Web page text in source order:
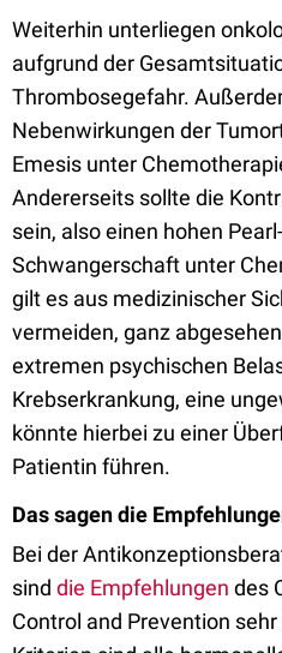
Weiterhin unterliegen
aufgrund der
Thrombosegefahr.
Nebenwirkungen der
Emesis unter
Andererseits sollte die
sein, also einen hohen
Schwangerschaft unter
gilt es aus medizinischer
vermeiden, ganz
extremen psychischen
Krebserkrankung, eine
könnte hierbei zu einer
Patientin führen.
Das sagen die
Bei der
sind die Empfehlungen des
Control and Prevention